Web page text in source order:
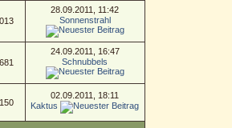
28.09.2011, 11:42
Sonnenstrahl
24.09.2011, 16:47
Schnubbels
02.09.2011, 18:11
Kaktus